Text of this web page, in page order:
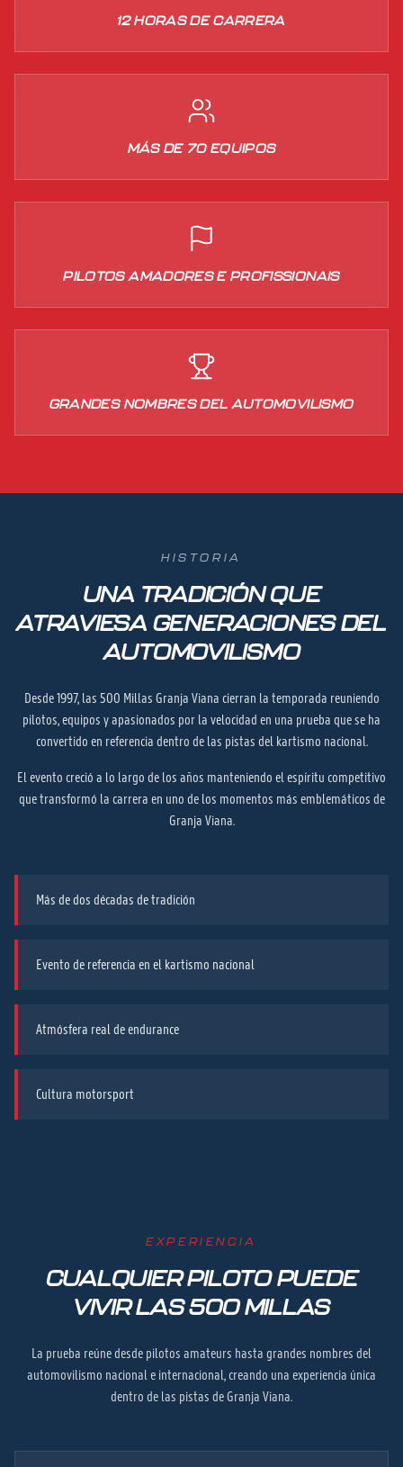
12 HORAS DE CARRERA
MÁS DE 70 EQUIPOS
PILOTOS AMADORES E PROFISSIONAIS
GRANDES NOMBRES DEL AUTOMOVILISMO
HISTORIA
UNA TRADICIÓN QUE
ATRAVIESA GENERACIONES DEL
AUTOMOVILISMO
Desde 1997, las 500 Millas Granja Viana cierran la temporada reuniendo
pilotos, equipos y apasionados por la velocidad en una prueba que se ha
convertido en referencia dentro de las pistas del kartismo nacional.
El evento creció a lo largo de los años manteniendo el espíritu competitivo
que transformó la carrera en uno de los momentos más emblemáticos de
Granja Viana.
Más de dos décadas de tradición
Evento de referencia en el kartismo nacional
Atmósfera real de endurance
Cultura motorsport
EXPERIENCIA
CUALQUIER PILOTO PUEDE
VIVIR LAS 500 MILLAS
La prueba reúne desde pilotos amateurs hasta grandes nombres del
automovilismo nacional e internacional, creando una experiencia única
dentro de las pistas de Granja Viana.